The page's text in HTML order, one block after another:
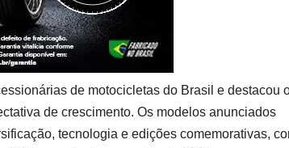
de motocicletas do Brasil e destacou
de crescimento. Os modelos anunciados
tecnologia e edições comemorativas,